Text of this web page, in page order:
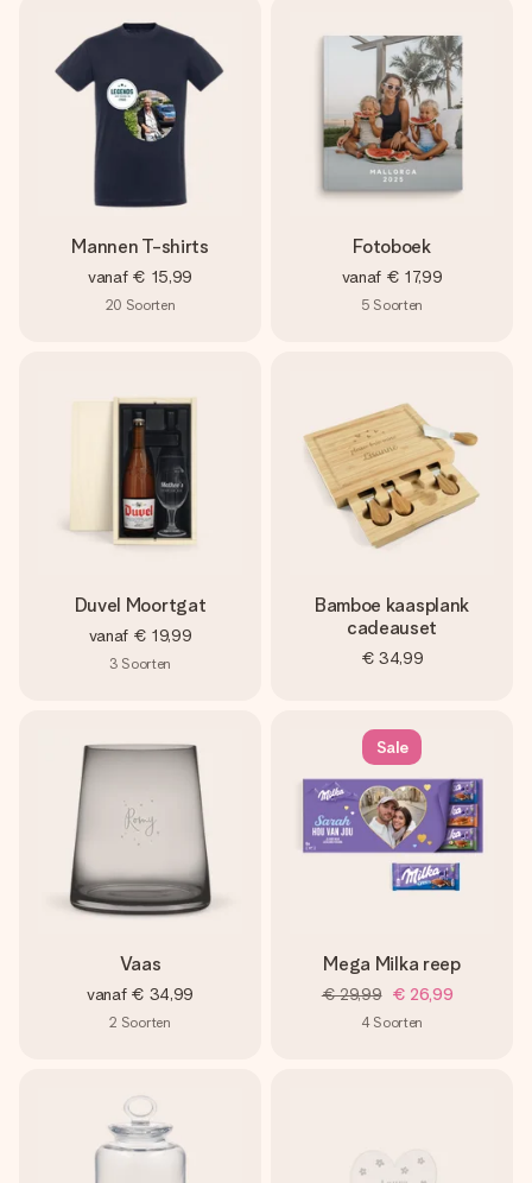
Mannen T-shirts
vanaf € 15,99
20 Soorten
Fotoboek
vanaf € 17,99
5 Soorten
Duvel Moortgat
vanaf € 19,99
3 Soorten
Bamboe kaasplank
cadeauset
€ 34,99
Vaas
vanaf € 34,99
2 Soorten
Sale
Mega Milka reep
€ 29,99 € 26,99
4 Soorten